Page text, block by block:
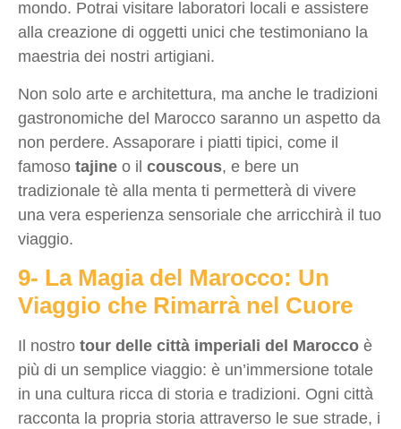
mondo. Potrai visitare laboratori locali e assistere
alla creazione di oggetti unici che testimoniano la
maestria dei nostri artigiani.
Non solo arte e architettura, ma anche le tradizioni
gastronomiche del Marocco saranno un aspetto da
non perdere. Assaporare i piatti tipici, come il
famoso tajine o il couscous, e bere un
tradizionale tè alla menta ti permetterà di vivere
una vera esperienza sensoriale che arricchirà il tuo
viaggio.
9- La Magia del Marocco: Un
Viaggio che Rimarrà nel Cuore
Il nostro tour delle città imperiali del Marocco è
più di un semplice viaggio: è un’immersione totale
in una cultura ricca di storia e tradizioni. Ogni città
racconta la propria storia attraverso le sue strade, i